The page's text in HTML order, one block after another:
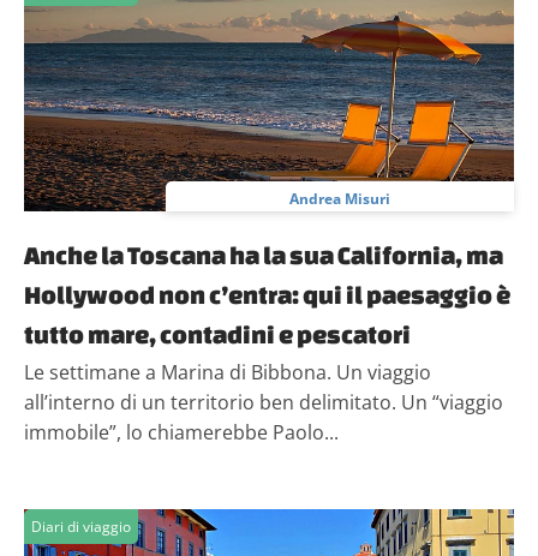
Andrea Misuri
Anche la Toscana ha la sua California, ma
Hollywood non c’entra: qui il paesaggio è
tutto mare, contadini e pescatori
Le settimane a Marina di Bibbona. Un viaggio
all’interno di un territorio ben delimitato. Un “viaggio
immobile”, lo chiamerebbe Paolo...
Diari di viaggio